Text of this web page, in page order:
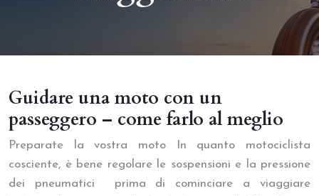
Guidare una moto con un
passeggero – come farlo al meglio
Preparate la vostra moto In quanto motociclista
cosciente, è bene regolare le sospensioni e la pressione
dei pneumatici prima di cominciare a viaggiare